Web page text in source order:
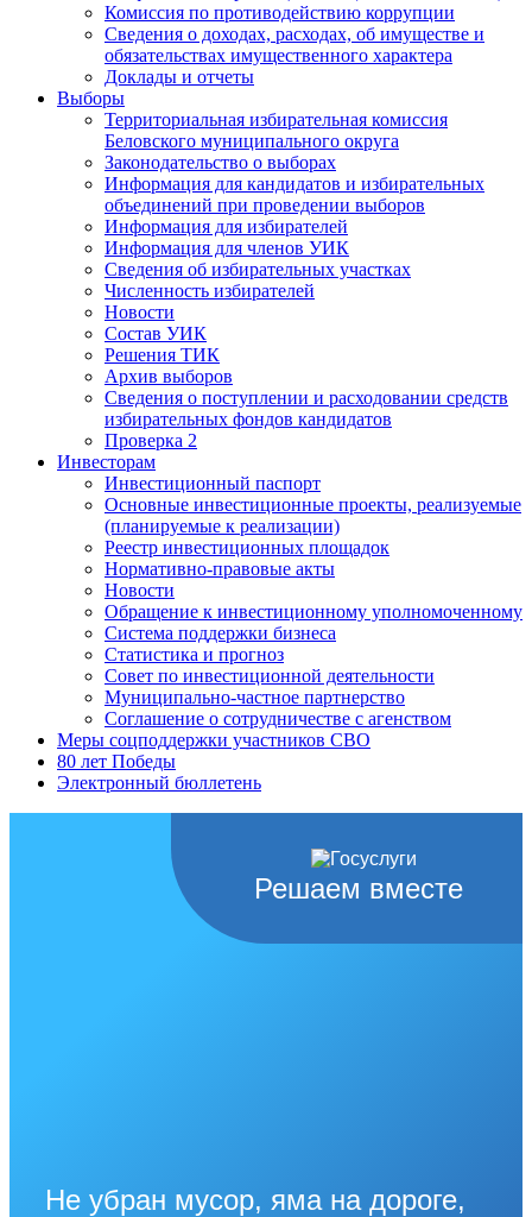
Комиссия по противодействию коррупции
Сведения о доходах, расходах, об имуществе и
обязательствах имущественного характера
Доклады и отчеты
Выборы
Территориальная избирательная комиссия
Беловского муниципального округа
Законодательство о выборах
Информация для кандидатов и избирательных
объединений при проведении выборов
Информация для избирателей
Информация для членов УИК
Сведения об избирательных участках
Численность избирателей
Новости
Состав УИК
Решения ТИК
Архив выборов
Сведения о поступлении и расходовании средств
избирательных фондов кандидатов
Проверка 2
Инвесторам
Инвестиционный паспорт
Основные инвестиционные проекты, реализуемые
(планируемые к реализации)
Реестр инвестиционных площадок
Нормативно-правовые акты
Новости
Обращение к инвестиционному уполномоченному
Система поддержки бизнеса
Статистика и прогноз
Совет по инвестиционной деятельности
Муниципально-частное партнерство
Соглашение о сотрудничестве с агенством
Меры соцподдержки участников СВО
80 лет Победы
Электронный бюллетень
Решаем вместе
Не убран мусор, яма на дороге,